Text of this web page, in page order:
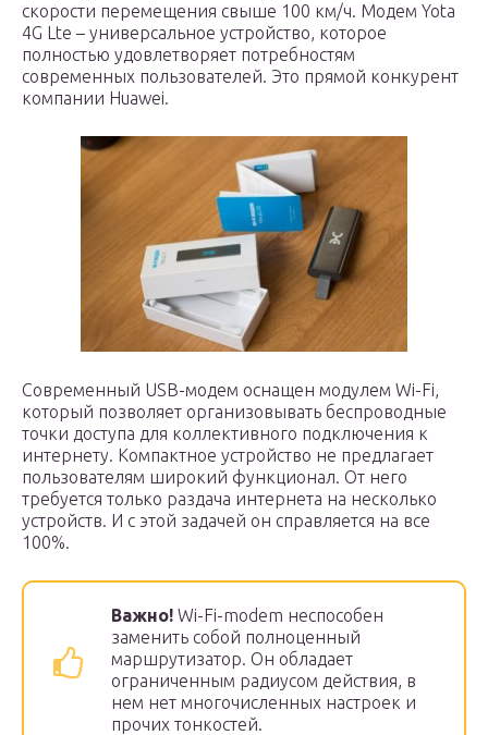
скорости перемещения свыше 100 км/ч. Модем Yota
4G Lte – универсальное устройство, которое
полностью удовлетворяет потребностям
современных пользователей. Это прямой конкурент
компании Huawei.
Современный USB-модем оснащен модулем Wi-Fi,
который позволяет организовывать беспроводные
точки доступа для коллективного подключения к
интернету. Компактное устройство не предлагает
пользователям широкий функционал. От него
требуется только раздача интернета на несколько
устройств. И с этой задачей он справляется на все
100%.
Важно! Wi-Fi-modem неспособен
заменить собой полноценный
маршрутизатор. Он обладает
ограниченным радиусом действия, в
нем нет многочисленных настроек и
прочих тонкостей.